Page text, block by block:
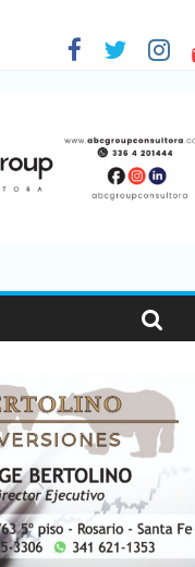
un 5,9% más que en 2025